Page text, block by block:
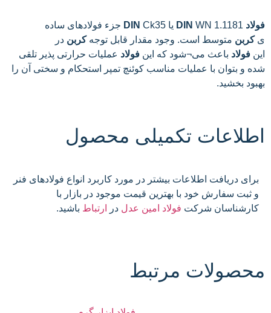
فولاد DIN WN 1.1181 یا DIN Ck35 جزء فولادهای ساده
یکربن متوسط است. وجود مقدار قابل توجهکربن در
این فولاد باعث می¬شود که این فولاد عملیات حرارتی پذیر تلقی
شده و بتوان با عملیات مناسب کوئنچ تمپر استحکام و سختی آن را
بهبود بخشید.
اطلاعات تکمیلی محصول
برای دریافت اطلاعات بیشتر در مورد کاربرد انواع فولادهای فنر
و ثبت سفارش خود با بهترین قیمت موجود در بازار با
کارشناسان شرکت فولاد امین عدل در ارتباط باشید.
محصولات مرتبط